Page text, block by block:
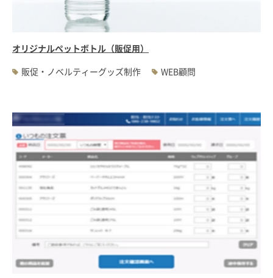
オリジナルペットボトル（販促用）
販促・ノベルティーグッズ制作
WEB顧問